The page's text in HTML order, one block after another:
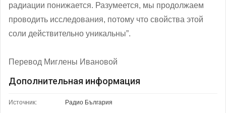
радиации понижается. Разумеется, мы продолжаем
проводить исследования, потому что свойства этой
соли действительно уникальны”.
Перевод Миглены Ивановой
Дополнительная информация
Источник: Радио България